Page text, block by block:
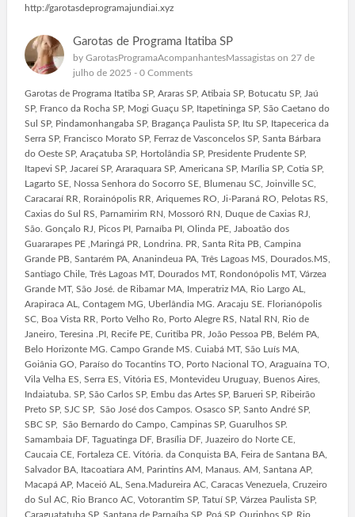
http://garotasdeprogramajundiai.xyz
Garotas de Programa Itatiba SP
by GarotasProgramaAcompanhantesMassagistason 27 de
julho de 2025 - 0 Comments
Garotas de Programa Itatiba SP, Araras SP, Atibaia SP, Botucatu SP, Jaú
SP, Franco da Rocha SP, Mogi Guaçu SP, Itapetininga SP, São Caetano do
Sul SP, Pindamonhangaba SP, Bragança Paulista SP, Itu SP, Itapecerica da
Serra SP, Francisco Morato SP, Ferraz de Vasconcelos SP, Santa Bárbara
do Oeste SP, Araçatuba SP, Hortolândia SP, Presidente Prudente SP,
Itapevi SP, Jacareí SP, Araraquara SP, Americana SP, Marília SP, Cotia SP,
Lagarto SE, Nossa Senhora do Socorro SE, Blumenau SC, Joinville SC,
Caracaraí RR, Rorainópolis RR, Ariquemes RO, Ji-Paraná RO, Pelotas RS,
Caxias do Sul RS, Parnamirim RN, Mossoró RN, Duque de Caxias RJ,
São. Gonçalo RJ, Picos PI, Parnaíba PI, Olinda PE, Jaboatão dos
Guararapes PE ,Maringá PR, Londrina. PR, Santa Rita PB, Campina
Grande PB, Santarém PA, Ananindeua PA, Três Lagoas MS, Dourados.MS,
Santiago Chile, Três Lagoas MT, Dourados MT, Rondonópolis MT, Várzea
Grande MT, São José. de Ribamar MA, Imperatriz MA, Rio Largo AL,
Arapiraca AL, Contagem MG, Uberlândia MG. Aracaju SE. Florianópolis
SC, Boa Vista RR, Porto Velho Ro, Porto Alegre RS, Natal RN, Rio de
Janeiro, Teresina .PI, Recife PE, Curitiba PR, João Pessoa PB, Belém PA,
Belo Horizonte MG. Campo Grande MS. Cuiabá MT, São Luís MA,
Goiânia GO, Paraíso do Tocantins TO, Porto Nacional TO, Araguaína TO,
Vila Velha ES, Serra ES, Vitória ES, Montevideu Uruguay, Buenos Aires,
Indaiatuba. SP, São Carlos SP, Embu das Artes SP, Barueri SP, Ribeirão
Preto SP, SJC SP, São José dos Campos. Osasco SP, Santo André SP,
SBC SP, São Bernardo do Campo, Campinas SP, Guarulhos SP.
Samambaia DF, Taguatinga DF, Brasília DF, Juazeiro do Norte CE,
Caucaia CE, Fortaleza CE. Vitória. da Conquista BA, Feira de Santana BA,
Salvador BA, Itacoatiara AM, Parintins AM, Manaus. AM, Santana AP,
Macapá AP, Maceió AL, Sena.Madureira AC, Caracas Venezuela, Cruzeiro
do Sul AC, Rio Branco AC, Votorantim SP, Tatuí SP, Várzea Paulista SP,
Caraguatatuba SP, Santana de Parnaíba SP, Poá SP, Ourinhos SP, Rio